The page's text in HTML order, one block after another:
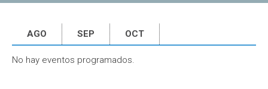
AGO SEP OCT
No hay eventos programados.